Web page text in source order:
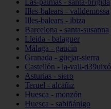
Las-palmas - santa-brígida
Illes-balears - valldemossa
Illes-balears - ibiza
Barcelona - santa-susanna
Lleida - balaguer
Málaga - gaucín
Granada - güejar-sierra
Castellón - la-vall-d39uixó
Asturias - siero
Teruel - alcañiz
Huesca - monzón
Huesca - sabiñánigo